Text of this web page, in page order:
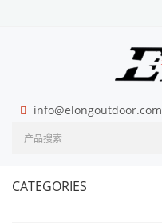
info@elongoutdoor.com
CATEGORIES